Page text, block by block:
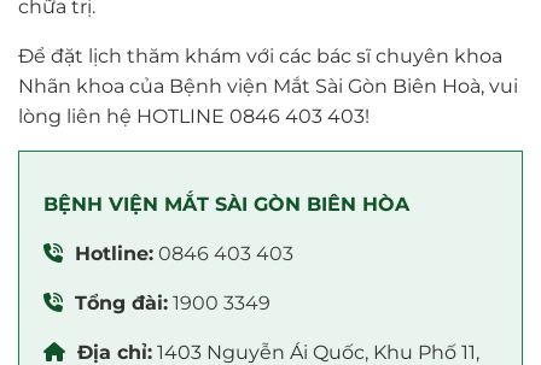
chữa trị.
Để đặt lịch thăm khám với các bác sĩ chuyên khoa
Nhãn khoa của Bệnh viện Mắt Sài Gòn Biên Hoà, vui
lòng liên hệ HOTLINE 0846 403 403!
BỆNH VIỆN MẮT SÀI GÒN BIÊN HÒA
Hotline: 0846 403 403
Tổng đài: 1900 3349
Địa chỉ: 1403 Nguyễn Ái Quốc, Khu Phố 11,